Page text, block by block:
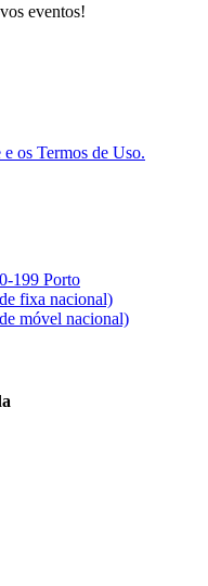
eventos!
os Termos de Uso.
199 Porto
fixa nacional)
móvel nacional)